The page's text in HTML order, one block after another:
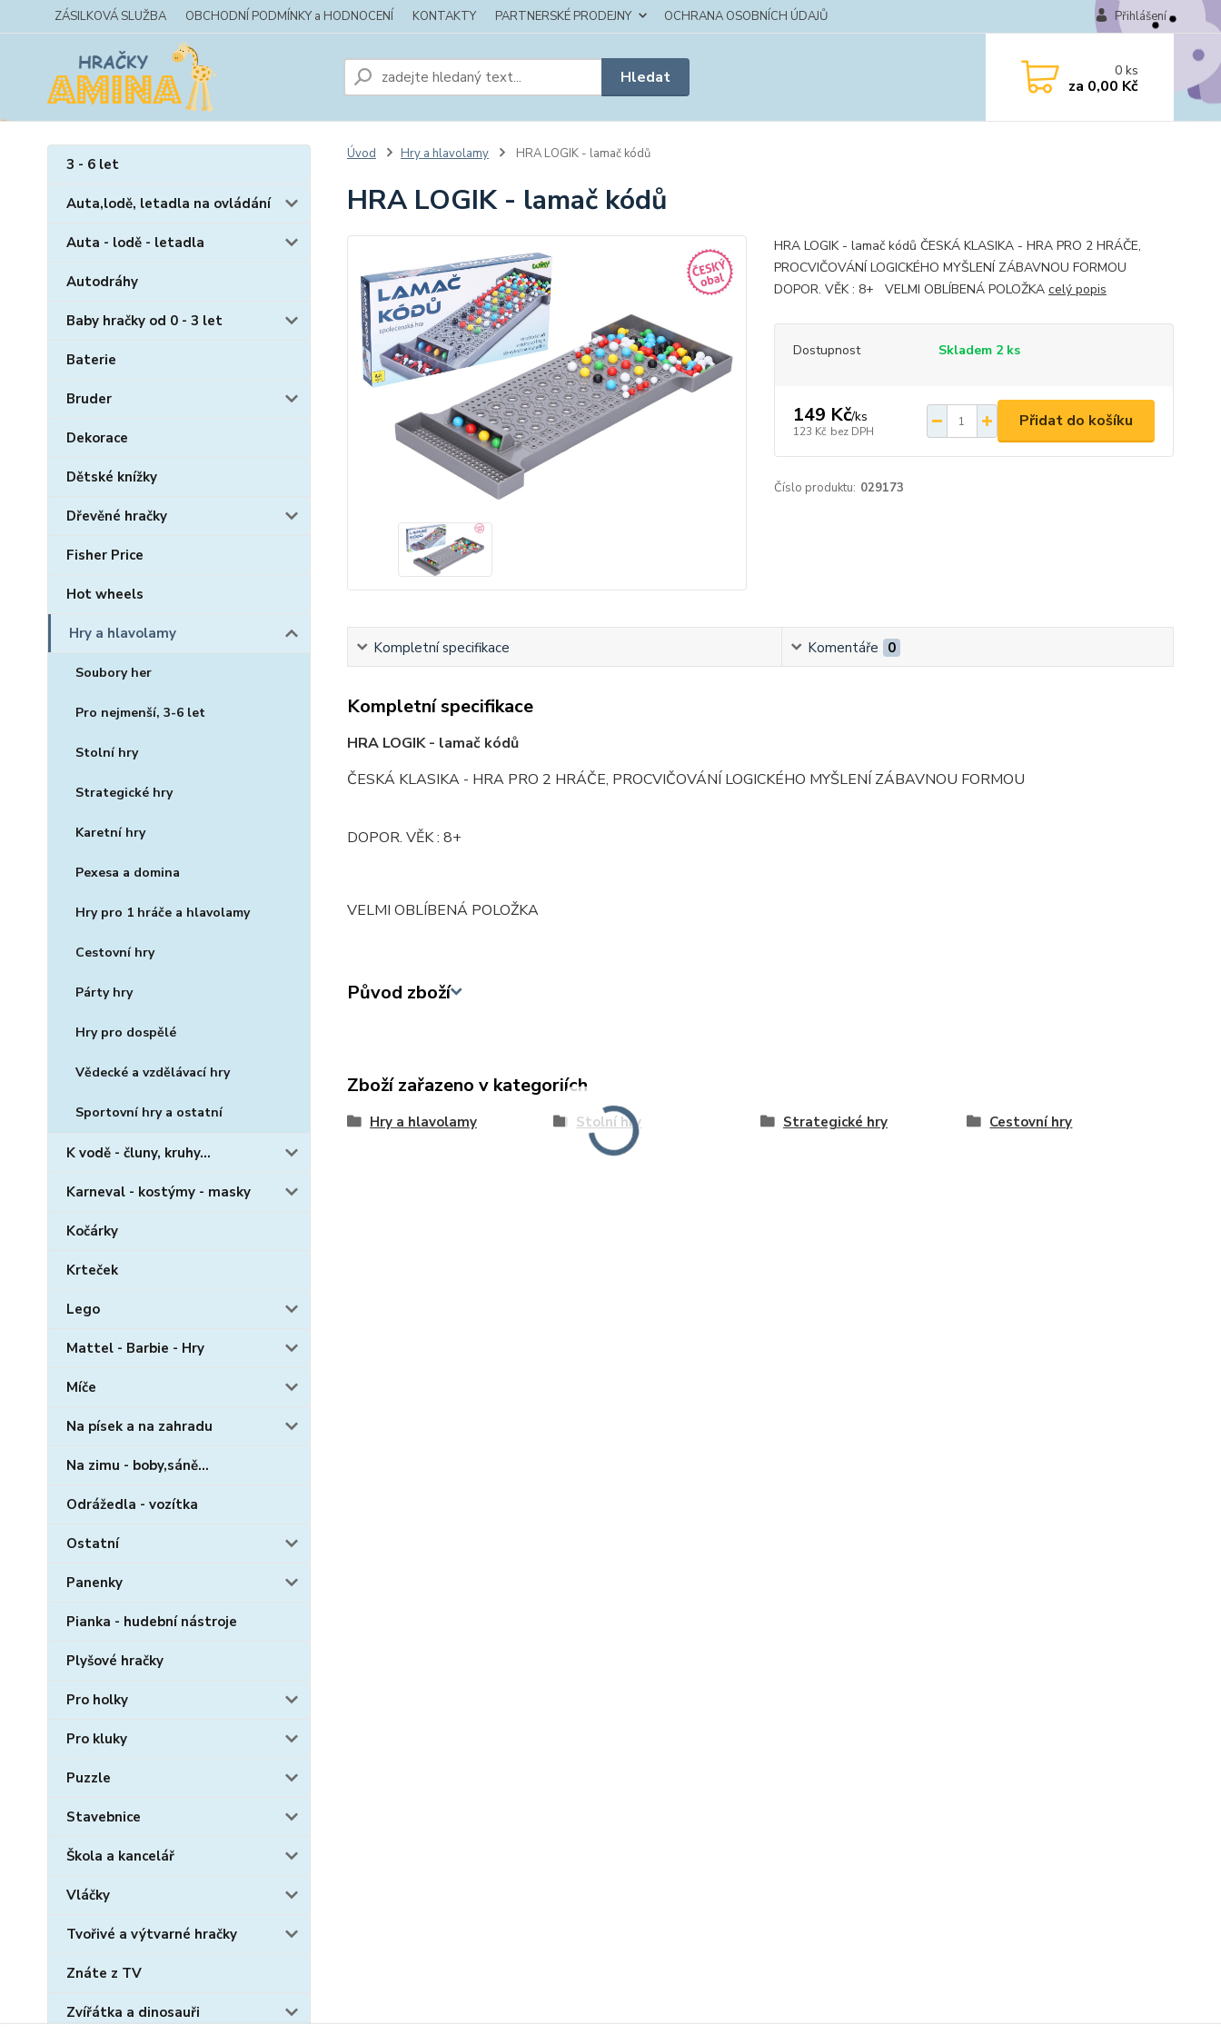
ZÁSILKOVÁ SLUŽBA OBCHODNÍ PODMÍNKY a HODNOCENÍ KONTAKTY PARTNERSKÉ PRODEJNY OCHRANA OSOBNÍCH ÚDAJŮ Přihlášení
Hledat 0ks
za 0,00 Kč
3 - 6 let
Auta,lodě, letadla na ovládání
Auta - lodě - letadla
Autodráhy
Baby hračky od 0 - 3 let
Baterie
Bruder
Dekorace
Dětské knížky
Dřevěné hračky
Fisher Price
Hot wheels
Hry a hlavolamy
Soubory her
Pro nejmenší, 3-6 let
Stolní hry
Strategické hry
Karetní hry
Pexesa a domina
Hry pro 1 hráče a hlavolamy
Cestovní hry
Párty hry
Hry pro dospělé
Vědecké a vzdělávací hry
Sportovní hry a ostatní
K vodě - čluny, kruhy...
Karneval - kostýmy - masky
Kočárky
Krteček
Lego
Mattel - Barbie - Hry
Míče
Na písek a na zahradu
Na zimu - boby,sáně...
Odrážedla - vozítka
Ostatní
Panenky
Pianka - hudební nástroje
Plyšové hračky
Pro holky
Pro kluky
Puzzle
Stavebnice
Škola a kancelář
Vláčky
Tvořivé a výtvarné hračky
Znáte z TV
Zvířátka a dinosauři
Úvod Hry a hlavolamy HRA LOGIK - lamač kódů
HRA LOGIK - lamač kódů
HRA LOGIK - lamač kódů ČESKÁ KLASIKA - HRA PRO 2 HRÁČE,
PROCVIČOVÁNÍ LOGICKÉHO MYŠLENÍ ZÁBAVNOU FORMOU
DOPOR. VĚK : 8+ VELMI OBLÍBENÁ POLOŽKA celý popis
Dostupnost Skladem 2 ks
149 Kč/ks
123 Kč bez DPH
Přidat do košíku
Číslo produktu: 029173
Kompletní specifikace Komentáře 0
Kompletní specifikace
HRA LOGIK - lamač kódů
ČESKÁ KLASIKA - HRA PRO 2 HRÁČE, PROCVIČOVÁNÍ LOGICKÉHO MYŠLENÍ ZÁBAVNOU FORMOU
DOPOR. VĚK : 8+
VELMI OBLÍBENÁ POLOŽKA
Původ zboží
Zboží zařazeno v kategoriích
Hry a hlavolamy Stolní hry Strategické hry Cestovní hry